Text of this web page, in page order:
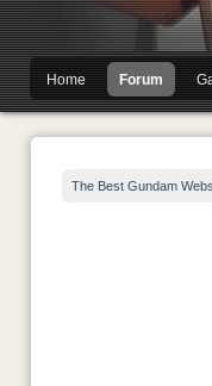
Home Forum
The Best Gundam